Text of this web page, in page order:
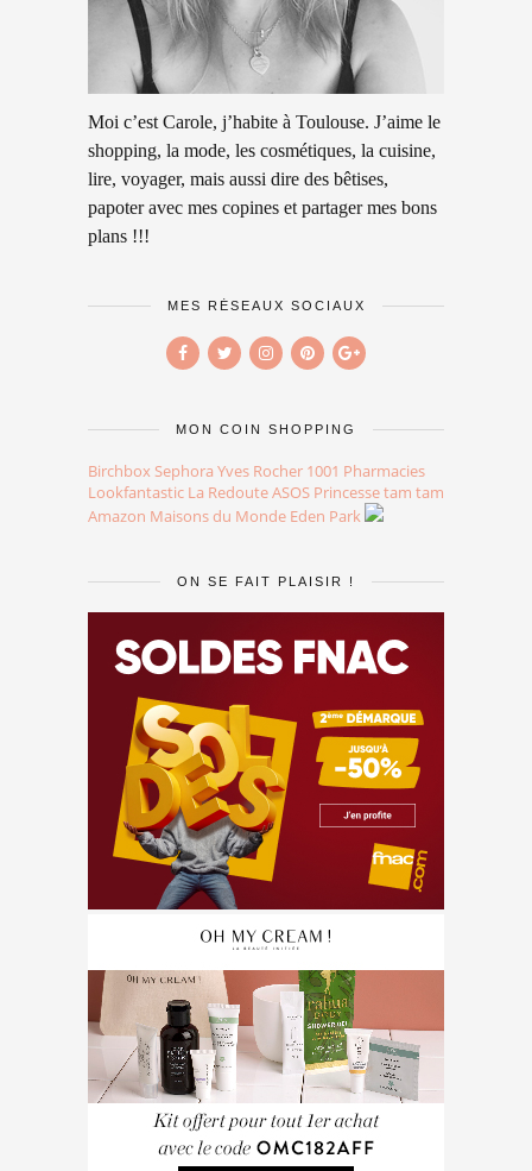
Moi c’est Carole, j’habite à Toulouse. J’aime le
shopping, la mode, les cosmétiques, la cuisine,
lire, voyager, mais aussi dire des bêtises,
papoter avec mes copines et partager mes bons
plans !!!
MES RÉSEAUX SOCIAUX
MON COIN SHOPPING
Birchbox Sephora Yves Rocher 1001 Pharmacies
Lookfantastic La RedouteASOS Princesse tam tam
Amazon Maisons du Monde Eden Park
ON SE FAIT PLAISIR !